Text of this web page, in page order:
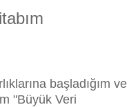
başladığım ve
"Büyük Veri